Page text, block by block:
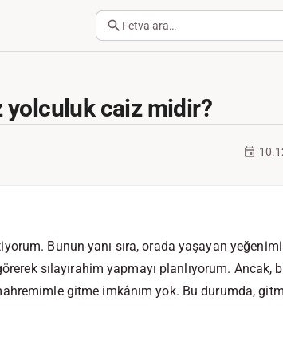
Fetva ara…
yolculuk caiz midir?
Bunun yanı sıra, orada yaşayan
sılayırahim yapmayı planlıyorum. Ancak,
gitme imkânım yok. Bu durumda,